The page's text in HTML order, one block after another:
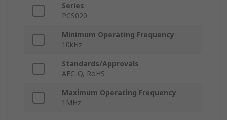
Series
PCS020
Minimum Operating Frequency
10kHz
Standards/Approvals
AEC-Q, RoHS
Maximum Operating Frequency
1MHz